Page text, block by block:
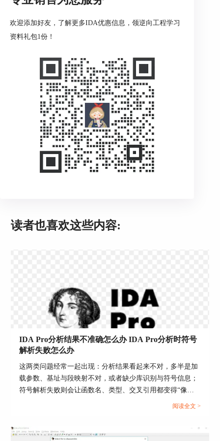
欢迎添加好友，了解更多IDA优惠信息，领逆向工程学习
资料礼包1份！
读者也喜欢这些内容:
IDA Pro分析结果不准确怎么办 IDA Pro分析时符号
解析失败怎么办
这两类问题经常一起出现：分析结果看起来不对，多半是加
载参数、基址与段映射不对，或者缺少库识别与符号信息；
符号解析失败则会让函数名、类型、交叉引用都变得“像能
用但不好用”。处理时别急着重装或反复重开库，按可复现
阅读全文 >